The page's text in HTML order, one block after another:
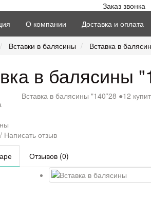
Заказ звонка
О компании Доставка и оплата
Вставки в балясины Вставка в
в балясины
Вставка в балясины "140*28 ●12
/ Написать отзыв
Отзывов (0)